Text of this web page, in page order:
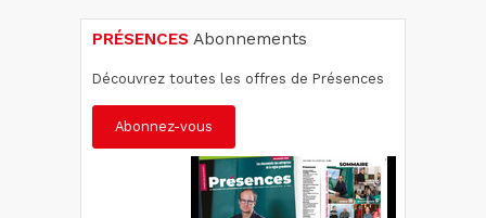
PRÉSENCES Abonnements
Découvrez toutes les offres de Présences
Abonnez-vous